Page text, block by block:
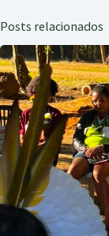
Posts relacionados